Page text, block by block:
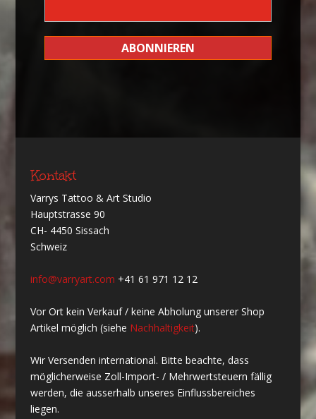
Kontakt
Varrys Tattoo & Art Studio
Hauptstrasse 90
CH- 4450 Sissach
Schweiz
info@varryart.com +41 61 971 12 12
Vor Ort kein Verkauf / keine Abholung unserer Shop
Artikel möglich (siehe Nachhaltigkeit).
Wir Versenden international. Bitte beachte, dass
möglicherweise Zoll-Import- / Mehrwertsteuern fällig
werden, die ausserhalb unseres Einflussbereiches
liegen.